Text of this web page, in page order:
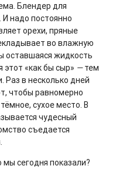
Блендер для
надо постоянно
орехи, пряные
во влажную
оставшаяся жидкость
этот «как бы сыр» —тем
Раз в несколько дней
чтобы равномерно
сухое место. В
чудесный
съедается
мы сегодня показали?